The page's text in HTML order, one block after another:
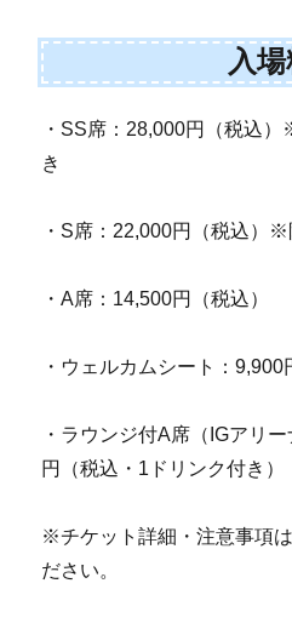
入
・SS席：28,000円（税込
き
・S席：22,000円（税込）
・A席：14,500円（税込）
・ウェルカムシート：9,900
・ラウンジ付A席（IGアリ
円（税込・1ドリンク付き）
※チケット詳細・注意事項
ださい。